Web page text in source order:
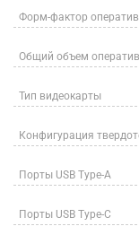
Форм-фактор
Общий объем
Тип видеокарты
Конфигурация
Порты USB Type-A
Порты USB Type-C